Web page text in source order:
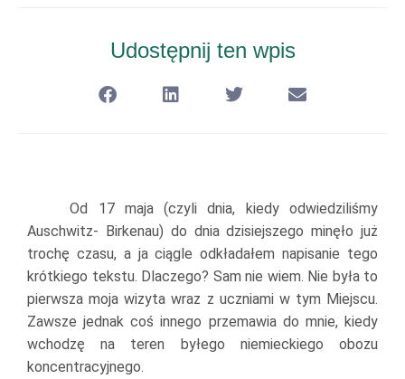
Udostępnij ten wpis
Od 17 maja (czyli dnia, kiedy odwiedziliśmy
Auschwitz- Birkenau) do dnia dzisiejszego minęło już
trochę czasu, a ja ciągle odkładałem napisanie tego
krótkiego tekstu. Dlaczego? Sam nie wiem. Nie była to
pierwsza moja wizyta wraz z uczniami w tym Miejscu.
Zawsze jednak coś innego przemawia do mnie, kiedy
wchodzę na teren byłego niemieckiego obozu
koncentracyjnego.